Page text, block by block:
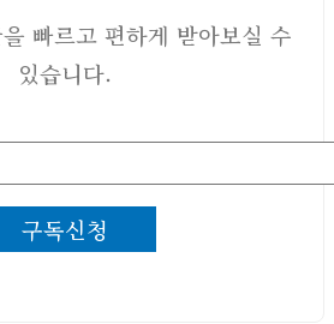
빠르고 편하게 받아보실 수
있습니다.
구독신청